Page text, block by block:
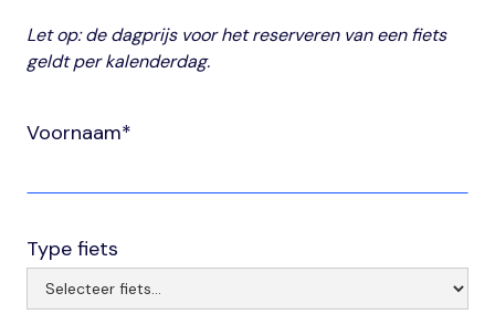
Let op: de dagprijs voor het reserveren van een fiets
geldt per kalenderdag.
Voornaam*
Type fiets